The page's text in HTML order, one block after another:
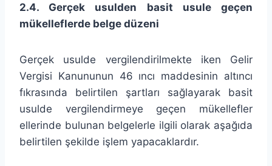
2.4. Gerçek usulden basit usule geçen
mükelleflerde belge düzeni
Gerçek usulde vergilendirilmekte iken Gelir
Vergisi Kanununun 46 ıncı maddesinin altıncı
fıkrasında belirtilen şartları sağlayarak basit
usulde vergilendirmeye geçen mükellefler
ellerinde bulunan belgelerle ilgili olarak aşağıda
belirtilen şekilde işlem yapacaklardır.